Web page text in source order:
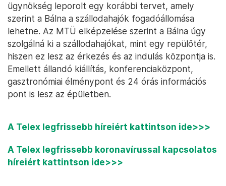
ügynökség leporolt egy korábbi tervet, amely
szerint a Bálna a szállodahajók fogadóállomása
lehetne. Az MTÜ elképzelése szerint a Bálna úgy
szolgálná ki a szállodahajókat, mint egy repülőtér,
hiszen ez lesz az érkezés és az indulás központja is.
Emellett állandó kiállítás, konferenciaközpont,
gasztronómiai élménypont és 24 órás információs
pont is lesz az épületben.
A Telex legfrissebb híreiért kattintson ide>>>
A Telex legfrissebb koronavírussal kapcsolatos
híreiért kattintson ide>>>